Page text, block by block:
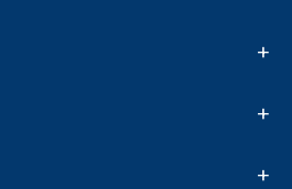
+
+
+